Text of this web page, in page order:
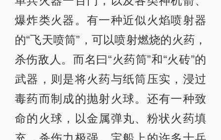
爆炸类火器。有一种近似火焰喷射器
的“飞天喷筒”，可以喷射燃烧的火药，
杀伤敌人。而名曰“火药筒”和“火砖”的
武器，则是将火药与纸筒压实，浸过
毒药而制成的抛射火球。还有一种致
命的火球，以金属弹丸、粉状火药填